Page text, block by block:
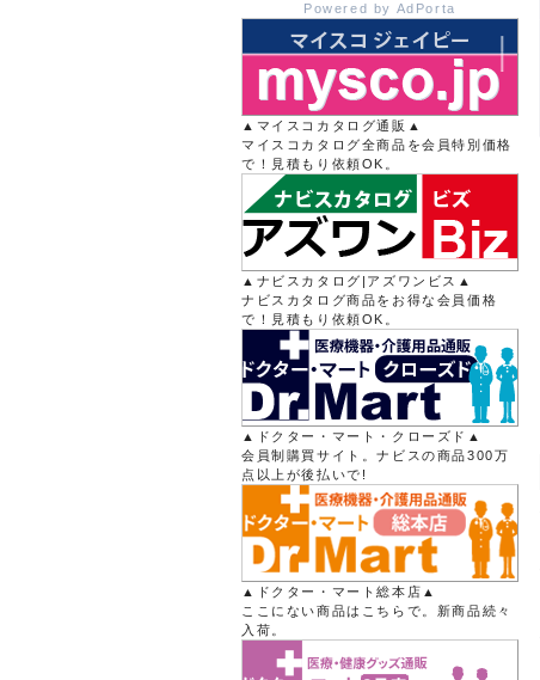
Powered by AdPorta
▲マイスコカタログ通販▲
マイスコカタログ全商品を会員特別価格
で！見積もり依頼OK。
▲ナビスカタログ|アズワンビス▲
ナビスカタログ商品をお得な会員価格
で！見積もり依頼OK。
▲ドクター・マート・クローズド▲
会員制購買サイト。ナビスの商品300万
点以上が後払いで!
▲ドクター・マート総本店▲
ここにない商品はこちらで。新商品続々
入荷。